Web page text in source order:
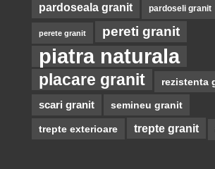
pardoseala granit pardoseli granit
perete granit pereti granit
piatra naturala
placare granit rezistenta
scari granit semineu granit
trepte exterioare trepte granit